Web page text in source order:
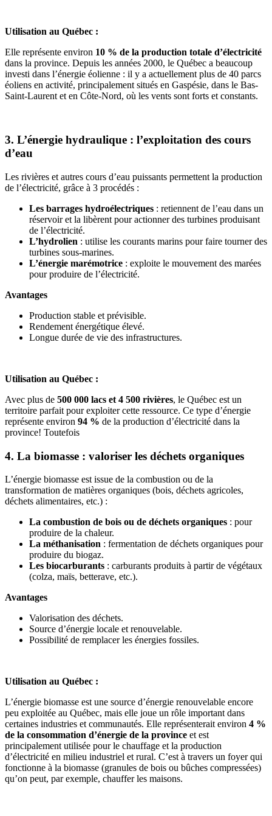
Utilisation au Québec :
Elle représente environ 10 % de la production totale d’électricité
dans la province. Depuis les années 2000, le Québec a beaucoup
investi dans l’énergie éolienne : il y a actuellement plus de 40 parcs
éoliens en activité, principalement situés en Gaspésie, dans le Bas-
Saint-Laurent et en Côte-Nord, où les vents sont forts et constants.
3. L’énergie hydraulique : l’exploitation des cours
d’eau
Les rivières et autres cours d’eau puissants permettent la production
de l’électricité, grâce à 3 procédés :
Les barrages hydroélectriques : retiennent de l’eau dans un
réservoir et la libèrent pour actionner des turbines produisant
de l’électricité.
L’hydrolien : utilise les courants marins pour faire tourner des
turbines sous-marines.
L’énergie marémotrice : exploite le mouvement des marées
pour produire de l’électricité.
Avantages
Production stable et prévisible.
Rendement énergétique élevé.
Longue durée de vie des infrastructures.
Utilisation au Québec :
Avec plus de 500 000 lacs et 4 500 rivières, le Québec est un
territoire parfait pour exploiter cette ressource. Ce type d’énergie
représente environ 94 % de la production d’électricité dans la
province! Toutefois
4. La biomasse : valoriser les déchets organiques
L’énergie biomasse est issue de la combustion ou de la
transformation de matières organiques (bois, déchets agricoles,
déchets alimentaires, etc.) :
La combustion de bois ou de déchets organiques : pour
produire de la chaleur.
La méthanisation : fermentation de déchets organiques pour
produire du biogaz.
Les biocarburants : carburants produits à partir de végétaux
(colza, maïs, betterave, etc.).
Avantages
Valorisation des déchets.
Source d’énergie locale et renouvelable.
Possibilité de remplacer les énergies fossiles.
Utilisation au Québec :
L’énergie biomasse est une source d’énergie renouvelable encore
peu exploitée au Québec, mais elle joue un rôle important dans
certaines industries et communautés. Elle représenterait environ 4 %
de la consommation d’énergie de la province et est
principalement utilisée pour le chauffage et la production
d’électricité en milieu industriel et rural. C’est à travers un foyer qui
fonctionne à la biomasse (granules de bois ou bûches compressées)
qu’on peut, par exemple, chauffer les maisons.